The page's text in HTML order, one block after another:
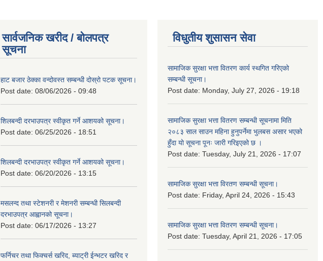
सार्वजनिक खरीद / बोलपत्र
सूचना
हाट बजार ठेक्का वन्दोवस्त सम्बन्धी दोस्रो पटक सूचना।
Post date: 08/06/2026 - 09:48
शिलबन्दी दरभाउपत्र स्वीकृत गर्ने आशयको सूचना।
Post date: 06/25/2026 - 18:51
शिलबन्दी दरभाउपत्र स्वीकृत गर्ने आशयको सूचना।
Post date: 06/20/2026 - 13:15
मसलन्द तथा स्टेशनरी र मेशनरी सम्बन्धी सिलबन्दी
दरभाउपत्र आह्वानको सूचना।
Post date: 06/17/2026 - 13:27
फर्निचर तथा फिक्चर्स खरिद, ब्याट‍्री ईन्भटर खरिद र
विधुतीय शुसासन सेवा
सामाजिक सुरक्षा भत्ता वितरण कार्य स्थगित गरिएको
सम्बन्धी सूचना।
Post date: Monday, July 27, 2026 - 19:18
सामाजिक सुरक्षा भत्ता वितरण सम्बन्धी सूचनामा मिति
२०८३ साल साउन महिना हुनुपर्नेमा भुलबस असार भएको
हुँदा यो सूचना पूनः जारी गरिइएको छ ।
Post date: Tuesday, July 21, 2026 - 17:07
सामाजिक सुरक्षा भत्ता विरतण सम्बन्धी सूचना।
Post date: Friday, April 24, 2026 - 15:43
सामाजिक सुरक्षा भत्ता वितरण सम्‍बन्धी सूचना।
Post date: Tuesday, April 21, 2026 - 17:05